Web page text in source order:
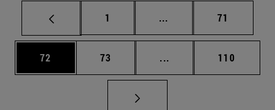
Página
1 ... Páginas intermedias
Página
71
Página
72 Página
73 ... Páginas intermedias
Página
110